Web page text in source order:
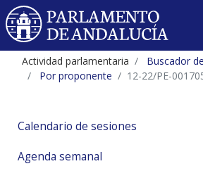
Actividad parlamentaria
Buscador
Por proponente
12-22/PE-
Calendario de sesiones
Agenda semanal